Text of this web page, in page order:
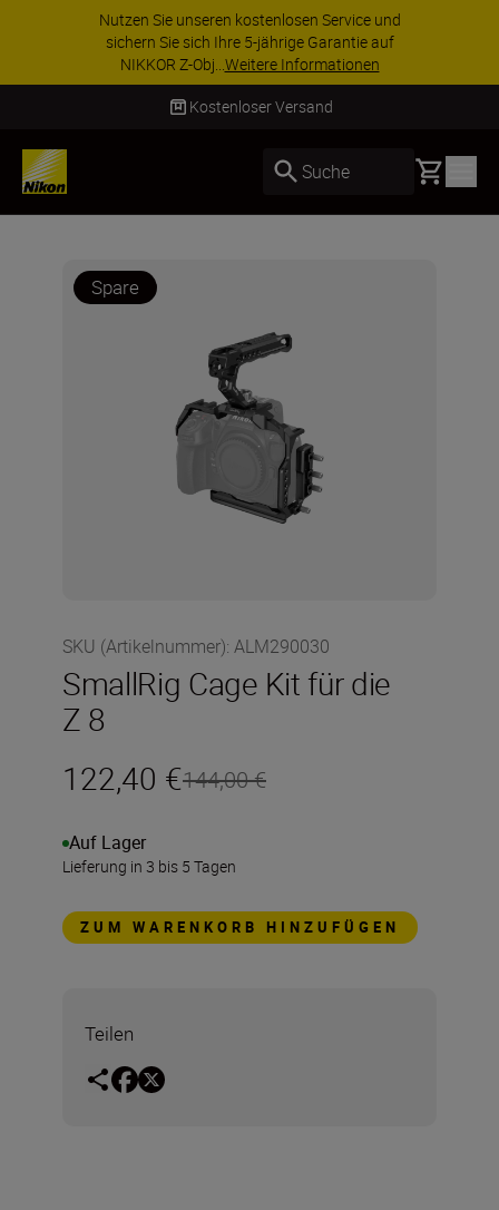
ZUBEHÖR IM ANGEBOT | Sparen Sie 15 % auf
ausgewähltes Zubehör und vervollständigen Sie
Ihre Ausrüstu...Jetzt einkaufen
Kostenloser Versand
Suche Basket
Spare
SKU (Artikelnummer): ALM290030
SmallRig Cage Kit für die
Z 8
122,40 €144,00 €
Auf Lager
Lieferung in 3 bis 5 Tagen
ZUM WARENKORB HINZUFÜGEN
Teilen